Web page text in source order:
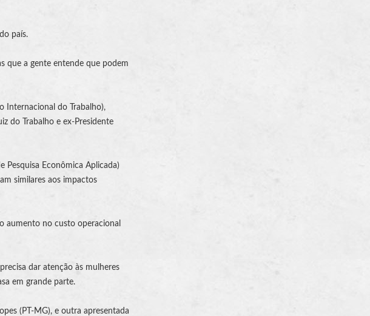
país.
que a gente entende que podem
Internacional do Trabalho),
do Trabalho e ex-Presidente
Econômica Aplicada)
similares aos impactos
aumento no custo operacional
dar atenção às mulheres
em grande parte.
(PT-MG), e outra apresentada